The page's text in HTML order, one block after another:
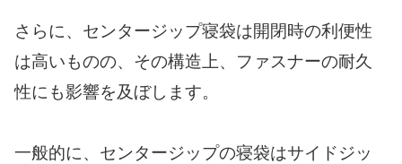
さらに、センタージップ寝袋は開閉時の利便性
は高いものの、その構造上、ファスナーの耐久
性にも影響を及ぼします。
一般的に、センタージップの寝袋はサイドジッ